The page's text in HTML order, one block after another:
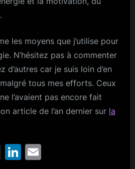
les moyens que j’utilise pour
N’hésitez pas à commenter
d’autres car je suis loin d’en
tous mes efforts. Ceux
l’avaient pas encore fait
article de l’an dernier sur la
Threads
LinkedIn